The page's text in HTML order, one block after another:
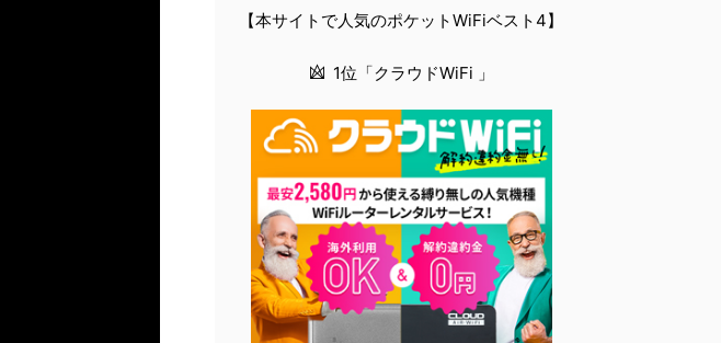
無料なのでNBAのみ視聴したい人でも最安！「最安で
無料でみるまで楽天モバイルでNBAを無料で観るまで
BANBAは、世...
【本サイトで人気のポケットWiFiベスト4】
1位「クラウドWiFi 」